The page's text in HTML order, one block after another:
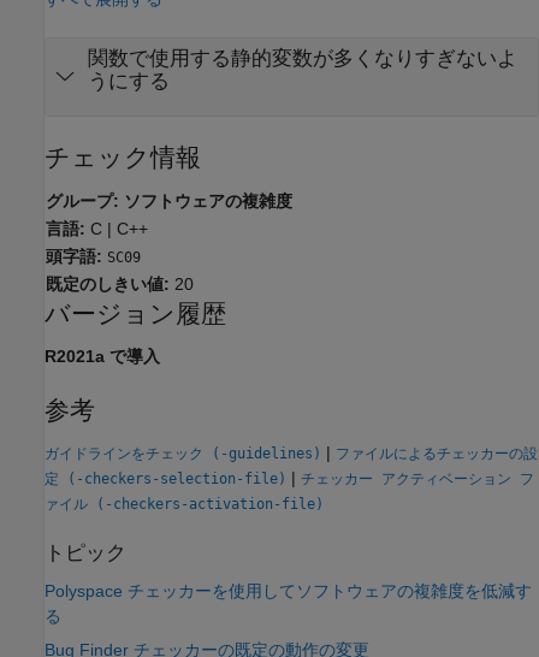
関数で使用する静的変数が多くなりすぎないよ
うにする
チェック情報
グループ: ソフトウェアの複雑度
言語: C | C++
頭字語: SC09
既定のしきい値: 20
バージョン履歴
R2021a で導入
参考
ガイドラインをチェック (-guidelines) | ファイルによるチェッカーの設
定 (-checkers-selection-file) | チェッカー アクティベーション フ
ァイル (-checkers-activation-file)
トピック
Polyspace チェッカーを使用してソフトウェアの複雑度を低減す
る
Bug Finder チェッカーの既定の動作の変更